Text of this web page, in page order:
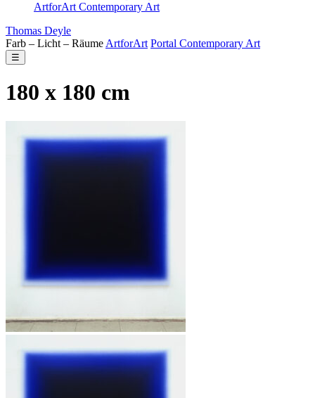
ArtforArt Contemporary Art
Thomas Deyle
Farb – Licht – Räume ArtforArt Portal Contemporary Art
☰
180 x 180 cm